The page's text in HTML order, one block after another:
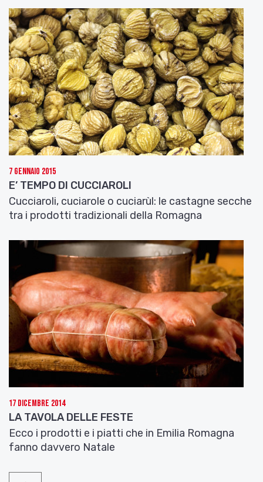
7 Gennaio 2015
E’ TEMPO DI CUCCIAROLI
Cucciaroli, cuciarole o cuciarùl: le castagne secche
tra i prodotti tradizionali della Romagna
17 Dicembre 2014
LA TAVOLA DELLE FESTE
Ecco i prodotti e i piatti che in Emilia Romagna
fanno davvero Natale